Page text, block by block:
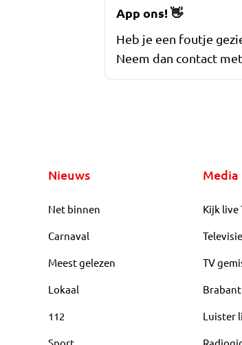
App ons!👋
Heb je een foutje
Neem dan contact
Nieuws
Net binnen
Carnaval
Meest gelezen
Lokaal
112
Media
Kijk live
TV
Luister